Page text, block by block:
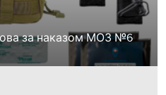
за наказом МОЗ №6